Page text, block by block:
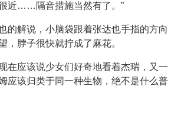
近……隔音措施当然有了。”
的解说，小脑袋跟着张达也手指的方向
，脖子很快就拧成了麻花。
应该说少女们好奇地看着杰瑞，又一
应该归类于同一种生物，绝不是什么普